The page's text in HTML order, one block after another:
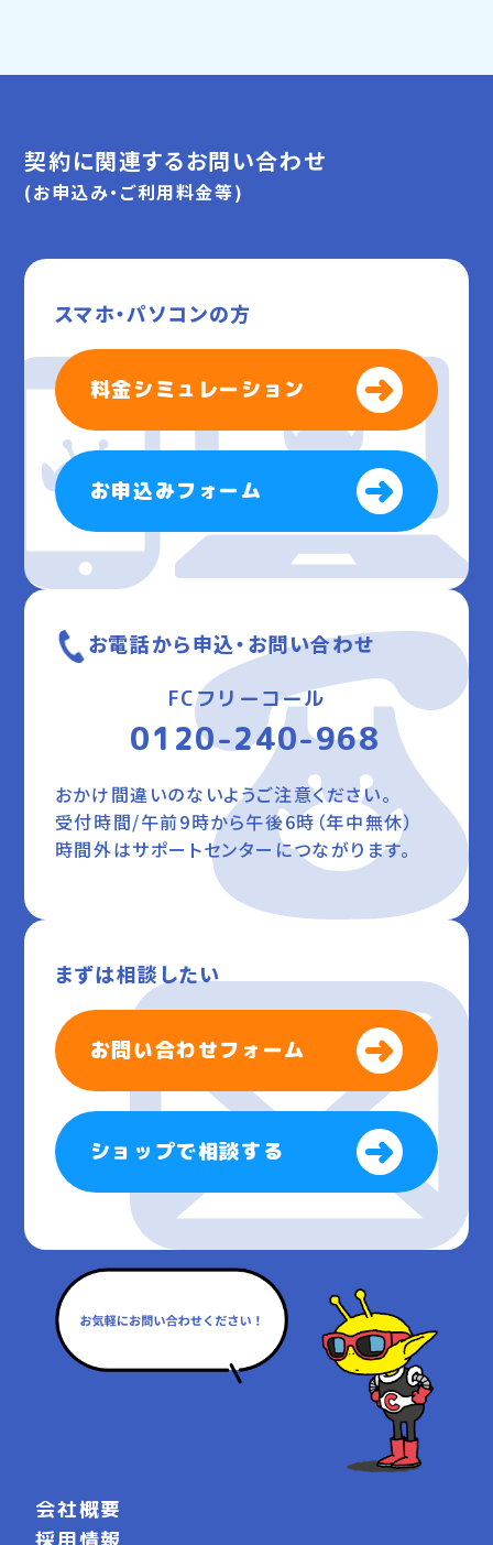
契約に関連するお問い合わせ
(お申込み・ご利用料金等)
スマホ・パソコンの方
料金シミュレーション
お申込みフォーム
お電話から申込・お問い合わせ
FCフリーコール
0120-240-968
おかけ間違いのないようご注意ください。
受付時間/午前9時から午後6時（年中無休）
時間外はサポートセンターにつながります。
まずは相談したい
お問い合わせフォーム
ショップで相談する
会社概要